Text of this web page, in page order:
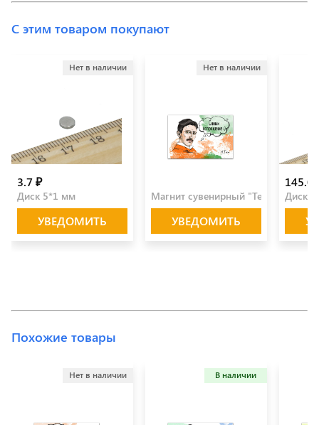
С этим товаром покупают
Нет в наличии
3.7 ₽
Диск 5*1 мм
УВЕДОМИТЬ
Нет в наличии
Магнит сувенирный "Тесла"
УВЕДОМИТЬ
145.0
Диск
Похожие товары
Нет в наличии В наличии